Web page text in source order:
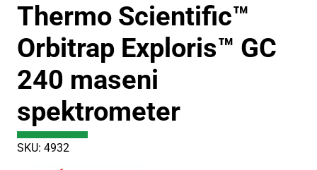
Thermo Scientific™
Orbitrap Exploris™ GC
240 maseni
spektrometer
SKU: 4932